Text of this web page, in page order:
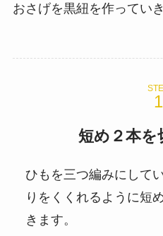
おさげを黒紐を作っていき
短め２本を
ひもを三つ編みにして
りをくくれるように短
きます。